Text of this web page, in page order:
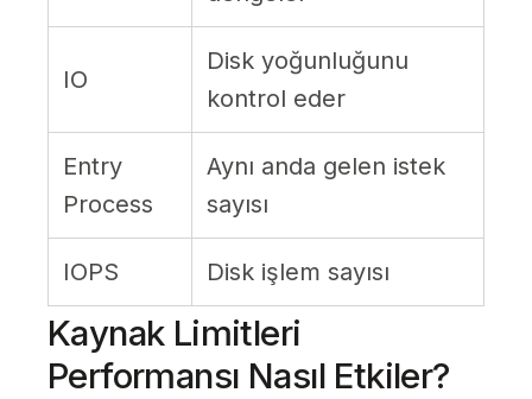
IO
Disk yoğunluğunu
kontrol eder
Entry
Process
Aynı anda gelen istek
sayısı
IOPS Disk işlem sayısı
Kaynak Limitleri
Performansı Nasıl Etkiler?